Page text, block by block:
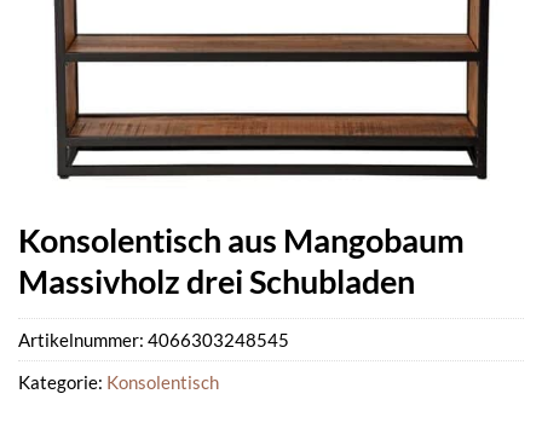
Konsolentisch aus Mangobaum
Massivholz drei Schubladen
Artikelnummer: 4066303248545
Kategorie: Konsolentisch